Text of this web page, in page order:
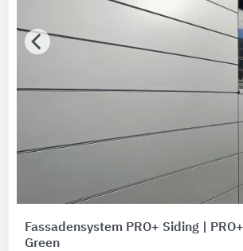
Fassadensystem PRO+ Siding |
Green